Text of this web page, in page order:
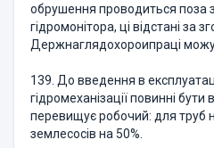
обрушення проводиться поза
гідромонітора, ці відстані за
Держнаглядохороипраці
139. До введення в
гідромеханізації повинні
перевищує робочий: для труб
землесосів на 50%.